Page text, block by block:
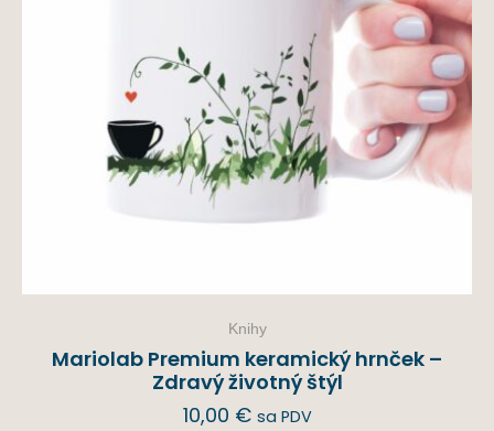
Knihy
Mariolab Premium keramický hrnček –
Zdravý životný štýl
10,00 € sa PDV